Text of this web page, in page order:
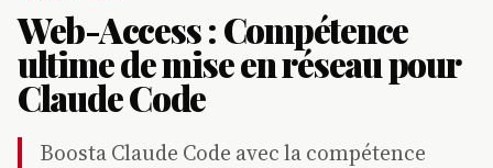
Web-Access : Compétence
ultime de mise en réseau pour
Claude Code
Boosta Claude Code avec la compétence